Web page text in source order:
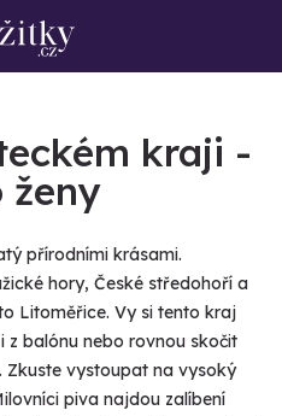
kraji -
ženy
přírodními krásami.
hory, České středohoří a
Litoměřice. Vy si tento kraj
z balónu nebo rovnou skočit
vystoupat na vysoký
piva najdou zalíbení